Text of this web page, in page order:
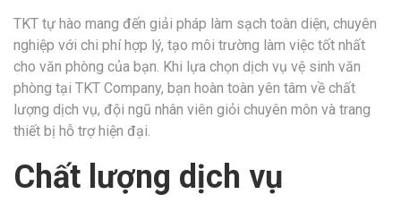
TKT tự hào mang đến giải pháp làm sạch toàn diện, chuyên
nghiệp với chi phí hợp lý, tạo môi trường làm việc tốt nhất
cho văn phòng của bạn. Khi lựa chọn dịch vụ vệ sinh văn
phòng tại TKT Company, bạn hoàn toàn yên tâm về chất
lượng dịch vụ, đội ngũ nhân viên giỏi chuyên môn và trang
thiết bị hỗ trợ hiện đại.
Chất lượng dịch vụ